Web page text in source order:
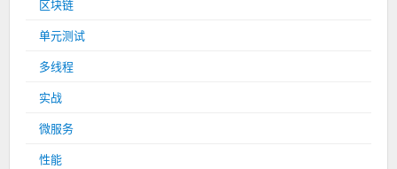
区块链
单元测试
多线程
实战
微服务
性能